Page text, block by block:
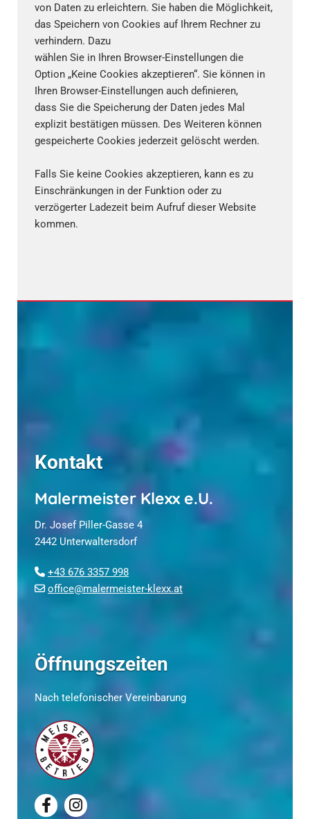
von Daten zu erleichtern. Sie haben die Möglichkeit,
das Speichern von Cookies auf Ihrem Rechner zu
verhindern. Dazu
wählen Sie in Ihren Browser-Einstellungen die
Option „Keine Cookies akzeptieren“. Sie können in
Ihren Browser-Einstellungen auch definieren,
dass Sie die Speicherung der Daten jedes Mal
explizit bestätigen müssen. Des Weiteren können
gespeicherte Cookies jederzeit gelöscht werden.
Falls Sie keine Cookies akzeptieren, kann es zu
Einschränkungen in der Funktion oder zu
verzögerter Ladezeit beim Aufruf dieser Website
kommen.
Kontakt
Malermeister Klexx e.U.
Dr. Josef Piller-Gasse 4
2442 Unterwaltersdorf
 +43 676 3357 998
 office@malermeister-klexx.at
Öffnungszeiten
Nach telefonischer Vereinbarung